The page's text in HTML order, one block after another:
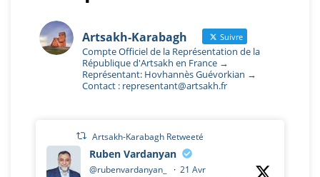
Artsakh-Karabagh Suivre
Compte Officiel de la Représentation de la
République d'Artsakh en France →
Représentant: Hovhannès Guévorkian →
Contact : representant@artsakh.fr
Artsakh-Karabagh Retweeté
Ruben Vardanyan
@rubenvardanyan_ · 21 Avr